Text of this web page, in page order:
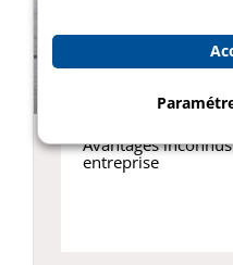
Avantages
entreprise